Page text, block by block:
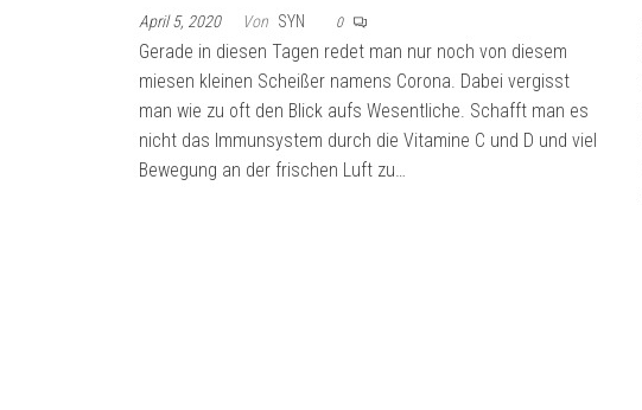
April 5, 2020 Von SYN 0
Gerade in diesen Tagen redet man nur noch von diesem
miesen kleinen Scheißer namens Corona. Dabei vergisst
man wie zu oft den Blick aufs Wesentliche. Schafft man es
nicht das Immunsystem durch die Vitamine C und D und viel
Bewegung an der frischen Luft zu…